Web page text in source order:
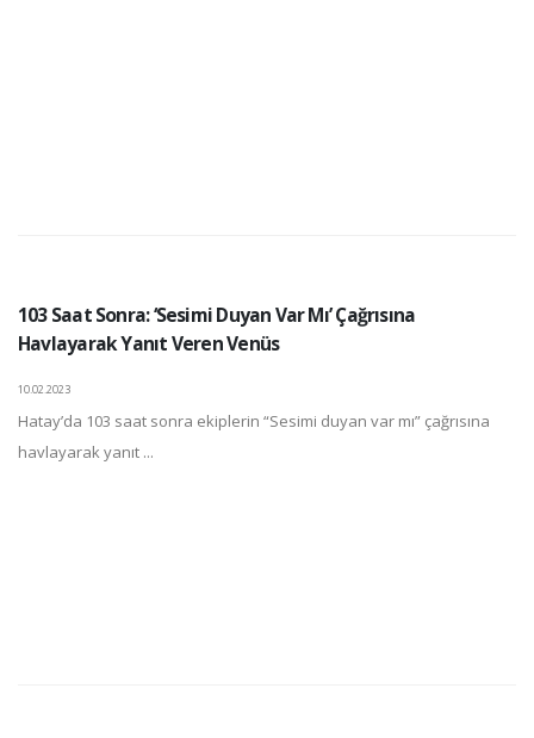
103 Saat Sonra: ‘Sesimi Duyan Var Mı’ Çağrısına
Havlayarak Yanıt Veren Venüs
10.02.2023
Hatay’da 103 saat sonra ekiplerin “Sesimi duyan var mı” çağrısına
havlayarak yanıt ...